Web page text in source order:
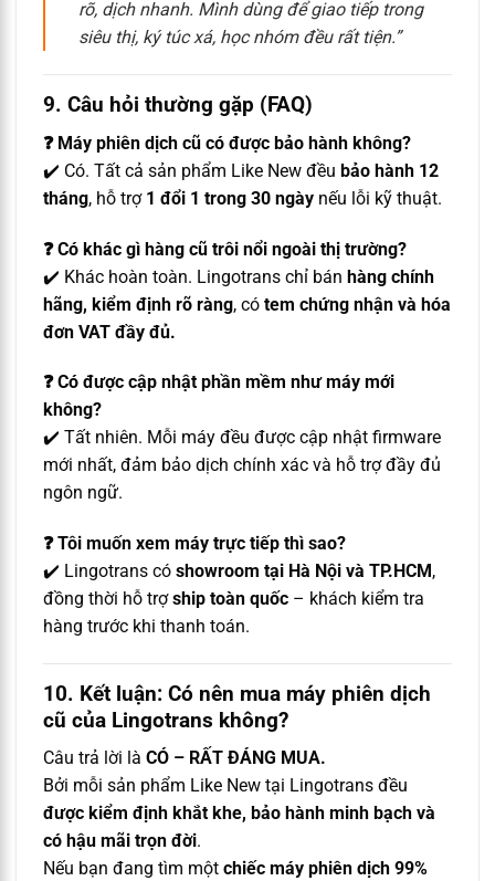
rõ, dịch nhanh. Mình dùng để giao tiếp trong
siêu thị, ký túc xá, học nhóm đều rất tiện.”
9. Câu hỏi thường gặp (FAQ)
❓ Máy phiên dịch cũ có được bảo hành không?
✔️ Có. Tất cả sản phẩm Like New đều bảo hành 12
tháng, hỗ trợ 1 đổi 1 trong 30 ngày nếu lỗi kỹ thuật.
❓ Có khác gì hàng cũ trôi nổi ngoài thị trường?
✔️ Khác hoàn toàn. Lingotrans chỉ bán hàng chính
hãng, kiểm định rõ ràng, có tem chứng nhận và hóa
đơn VAT đầy đủ.
❓ Có được cập nhật phần mềm như máy mới
không?
✔️ Tất nhiên. Mỗi máy đều được cập nhật firmware
mới nhất, đảm bảo dịch chính xác và hỗ trợ đầy đủ
ngôn ngữ.
❓ Tôi muốn xem máy trực tiếp thì sao?
✔️ Lingotrans có showroom tại Hà Nội và TP.HCM,
đồng thời hỗ trợship toàn quốc – khách kiểm tra
hàng trước khi thanh toán.
10. Kết luận: Có nên mua máy phiên dịch
cũ của Lingotrans không?
Câu trả lời là CÓ – RẤT ĐÁNG MUA.
Bởi mỗi sản phẩm Like New tại Lingotrans đều
được kiểm định khắt khe, bảo hành minh bạch và
có hậu mãi trọn đời.
Nếu bạn đang tìm một chiếc máy phiên dịch 99%